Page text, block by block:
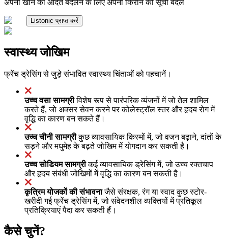
अपनी खाने की आदतें बदलने के लिए अपनी किराने की सूची बदलें
Listonic प्राप्त करें
स्वास्थ्य जोखिम
फ्रेंच ड्रेसिंग से जुड़े संभावित स्वास्थ्य चिंताओं को पहचानें।
उच्च वसा सामग्रीविशेष रूप से पारंपरिक व्यंजनों में जो तेल शामिल
करते हैं, जो अक्सर सेवन करने पर कोलेस्ट्रॉल स्तर और हृदय रोग में
वृद्धि का कारण बन सकते हैं।
उच्च चीनी सामग्रीकुछ व्यावसायिक किस्मों में, जो वजन बढ़ाने, दांतों के
सड़ने और मधुमेह के बढ़ते जोखिम में योगदान कर सकती है।
उच्च सोडियम सामग्रीकई व्यावसायिक ड्रेसिंग में, जो उच्च रक्तचाप
और हृदय संबंधी जोखिमों में वृद्धि का कारण बन सकती है।
कृत्रिम योजकों की संभावनाजैसे संरक्षक, रंग या स्वाद कुछ स्टोर-
खरीदी गई फ्रेंच ड्रेसिंग में, जो संवेदनशील व्यक्तियों में प्रतिकूल
प्रतिक्रियाएं पैदा कर सकती हैं।
कैसे चुनें?